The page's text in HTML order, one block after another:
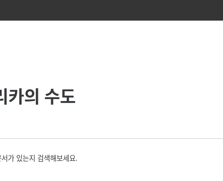
카의 수도
가 있는지 검색해보세요.